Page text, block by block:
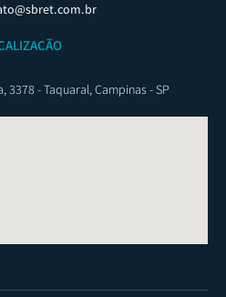
3378 - Taquaral, Campinas - SP